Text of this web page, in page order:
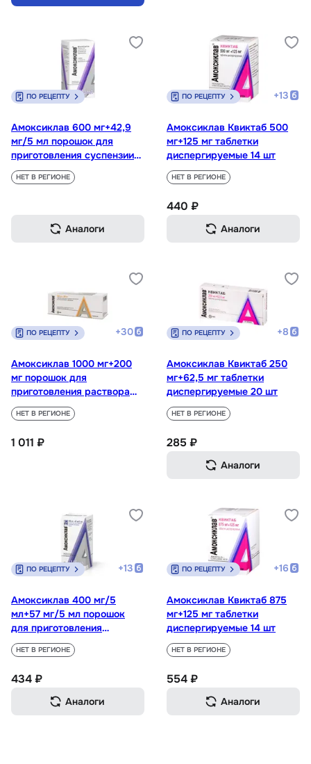
ПО РЕЦЕПТУ
Амоксиклав 600 мг+42,9
мг/5 мл порошок для
приготовления суспензии
100 мл
НЕТ В РЕГИОНЕ
Аналоги
ПО РЕЦЕПТУ +13
Амоксиклав Квиктаб 500
мг+125 мг таблетки
диспергируемые 14 шт
НЕТ В РЕГИОНЕ
440 ₽
Аналоги
ПО РЕЦЕПТУ +30
Амоксиклав 1000 мг+200
мг порошок для
приготовления раствора
для инъекций 5 шт
НЕТ В РЕГИОНЕ
1 011 ₽
ПО РЕЦЕПТУ +8
Амоксиклав Квиктаб 250
мг+62,5 мг таблетки
диспергируемые 20 шт
НЕТ В РЕГИОНЕ
285 ₽
Аналоги
ПО РЕЦЕПТУ +13
Амоксиклав 400 мг/5
мл+57 мг/5 мл порошок
для приготовления
суспензии 140 мл
НЕТ В РЕГИОНЕ
434 ₽
Аналоги
ПО РЕЦЕПТУ +16
Амоксиклав Квиктаб 875
мг+125 мг таблетки
диспергируемые 14 шт
НЕТ В РЕГИОНЕ
554 ₽
Аналоги